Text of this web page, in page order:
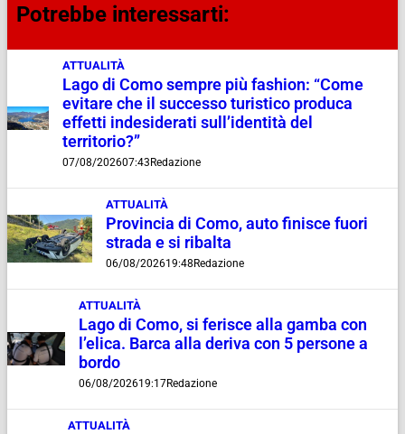
Potrebbe interessarti:
ATTUALITÀ
Lago di Como sempre più fashion: “Come
evitare che il successo turistico produca
effetti indesiderati sull’identità del
territorio?”
07/08/202607:43Redazione
ATTUALITÀ
Provincia di Como, auto finisce fuori
strada e si ribalta
06/08/202619:48Redazione
ATTUALITÀ
Lago di Como, si ferisce alla gamba con
l’elica. Barca alla deriva con 5 persone a
bordo
06/08/202619:17Redazione
ATTUALITÀ